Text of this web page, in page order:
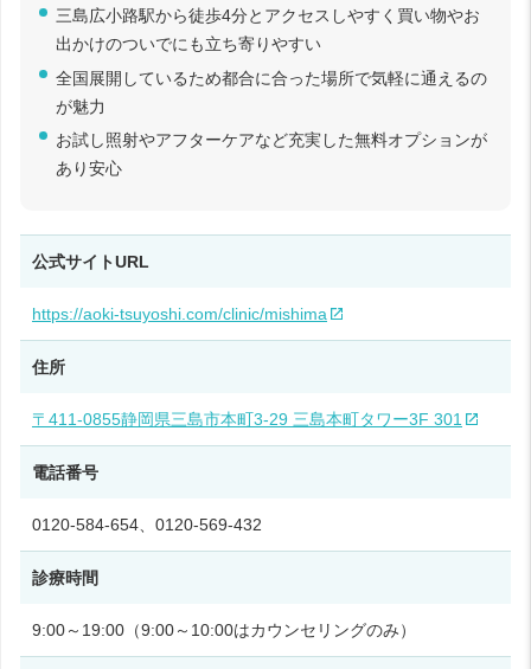
三島広小路駅から徒歩4分とアクセスしやすく買い物やお
出かけのついでにも立ち寄りやすい
全国展開しているため都合に合った場所で気軽に通えるの
が魅力
お試し照射やアフターケアなど充実した無料オプションが
あり安心
公式サイトURL
https://aoki-tsuyoshi.com/clinic/mishima
住所
〒411-0855静岡県三島市本町3-29 三島本町タワー3F 301
電話番号
0120-584-654、0120-569-432
診療時間
9:00～19:00（9:00～10:00はカウンセリングのみ）